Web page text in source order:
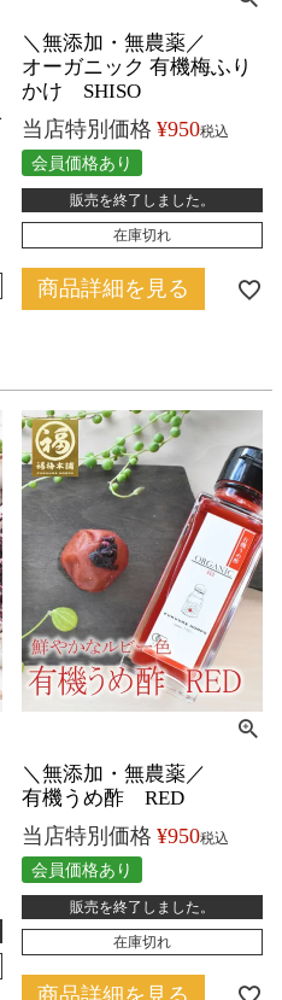
＼無添加・無農薬／
オーガニック 有機梅ふり
かけ SHISO
当店特別価格 ¥950税込
会員価格あり
販売を終了しました。
在庫切れ
商品詳細を見る
＼無添加・無農薬／
有機うめ酢 RED
当店特別価格 ¥950税込
会員価格あり
販売を終了しました。
在庫切れ
商品詳細を見る